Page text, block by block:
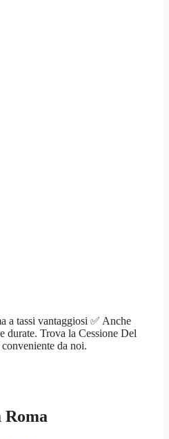
a tassi vantaggiosi ✅ Anche
durate. Trova la Cessione Del
da noi.